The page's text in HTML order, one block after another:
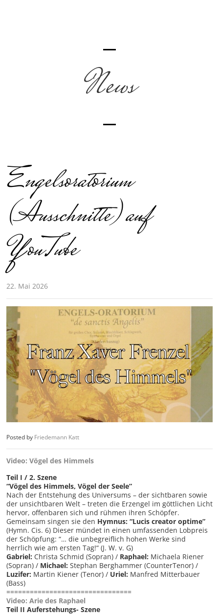
News
Engelsoratorium
(Ausschnitte) auf
YouTube
22. Mai 2026
Posted by Friedemann Katt
Video: Vögel des Himmels
Teil I / 2. Szene
“Vögel des Himmels, Vögel der Seele”
Nach der Entstehung des Universums – der sichtbaren sowie
der unsichtbaren Welt – treten die Erzengel im göttlichen Licht
hervor, offenbaren sich und rühmen ihren Schöpfer.
Gemeinsam singen sie den Hymnus: “Lucis creator optime”
(Hymn. Cis. 6) Dieser mündet in einen umfassenden Lobpreis
der Schöpfung: “… die unbegreiflich hohen Werke sind
herrlich wie am ersten Tag!“ (J. W. v. G)
Gabriel: Christa Schmid (Sopran) / Raphael: Michaela Riener
(Sopran) / Michael: Stephan Berghammer (CounterTenor) /
Luzifer: Martin Kiener (Tenor) / Uriel: Manfred Mitterbauer
(Bass)
================================
Video: Arie des Raphael
Teil II Auferstehungs- Szene